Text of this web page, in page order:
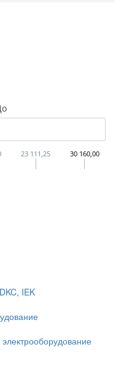
23 111,25 30 160,00
IEK